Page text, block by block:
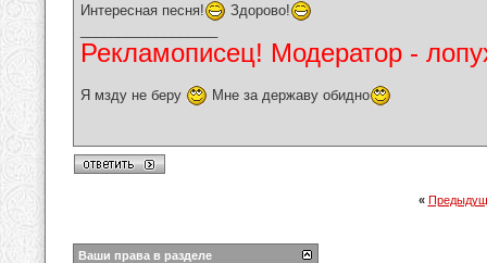
Интересная песня!
Здорово!
Рекламописец! Модератор -
Я мзду не беру Мне за державу обидно
«
Ваши права в разделе